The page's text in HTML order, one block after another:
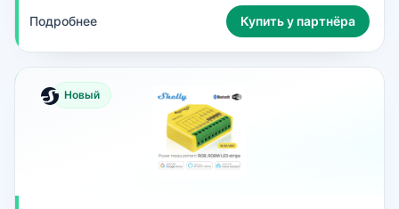
Подробнее Купить у партнёра
Новый